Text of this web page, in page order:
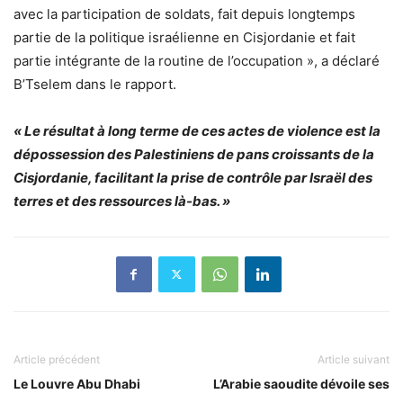
avec la participation de soldats, fait depuis longtemps
partie de la politique israélienne en Cisjordanie et fait
partie intégrante de la routine de l’occupation », a déclaré
B’Tselem dans le rapport.
« Le résultat à long terme de ces actes de violence est la
dépossession des Palestiniens de pans croissants de la
Cisjordanie, facilitant la prise de contrôle par Israël des
terres et des ressources là-bas. »
Article précédent
Le Louvre Abu Dhabi
Article suivant
L’Arabie saoudite dévoile ses